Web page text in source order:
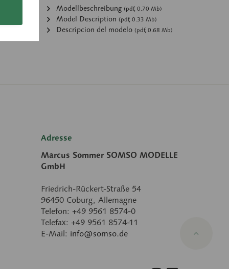
Modellbeschreibung (pdf, 0.70 Mb)
Model Description (pdf, 0.33 Mb)
Descripcion del modelo (pdf, 0.68 Mb)
Adresse
Marcus Sommer SOMSO MODELLE
GmbH
Friedrich-Rückert-Straße 54
96450 Coburg, Allemagne
Telefon: +49 9561 8574-0
Telefax: +49 9561 8574-11
E-Mail: info@somso.de